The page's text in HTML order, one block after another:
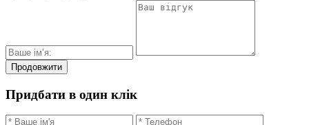
Продовжити
Придбати в один клік